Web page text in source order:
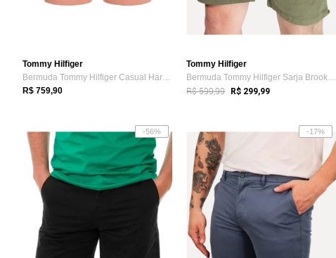
Tommy Hilfiger
Bermuda Tommy Hilfiger Casual Harlem Mas...
R$ 759,90
Tommy Hilfiger
Bermuda Tommy Hilfiger Sarja Brooklyn 9i...
R$ 599,99 R$ 299,99
-56% -17%